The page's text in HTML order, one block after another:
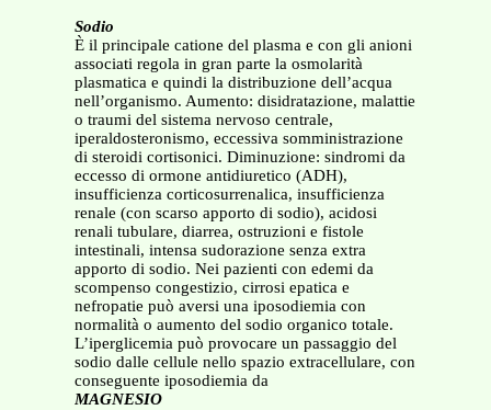
Sodio
È il principale catione del plasma e con gli anioni
associati regola in gran parte la osmolarità
plasmatica e quindi la distribuzione dell’acqua
nell’organismo. Aumento: disidratazione, malattie
o traumi del sistema nervoso centrale,
iperaldosteronismo, eccessiva somministrazione
di steroidi cortisonici. Diminuzione: sindromi da
eccesso di ormone antidiuretico (ADH),
insufficienza corticosurrenalica, insufficienza
renale (con scarso apporto di sodio), acidosi
renali tubulare, diarrea, ostruzioni e fistole
intestinali, intensa sudorazione senza extra
apporto di sodio. Nei pazienti con edemi da
scompenso congestizio, cirrosi epatica e
nefropatie può aversi una iposodiemia con
normalità o aumento del sodio organico totale.
L’iperglicemia può provocare un passaggio del
sodio dalle cellule nello spazio extracellulare, con
conseguente iposodiemia da
MAGNESIO